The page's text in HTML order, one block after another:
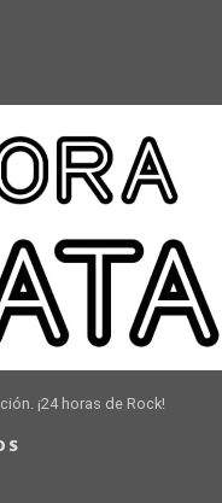
¡24 horas de Rock!